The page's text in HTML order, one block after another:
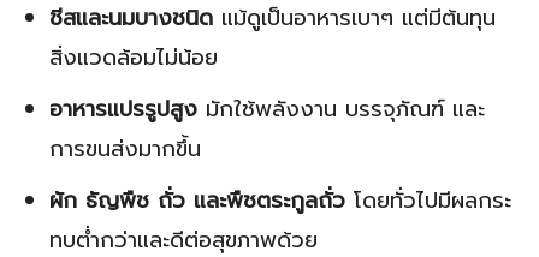
ชีสและนมบางชนิด แม้ดูเป็นอาหารเบาๆ แต่มีต้นทุน
สิ่งแวดล้อมไม่น้อย
อาหารแปรรูปสูง มักใช้พลังงาน บรรจุภัณฑ์ และ
การขนส่งมากขึ้น
ผัก ธัญพืช ถั่ว และพืชตระกูลถั่ว โดยทั่วไปมีผลกระ
ทบต่ำกว่าและดีต่อสุขภาพด้วย